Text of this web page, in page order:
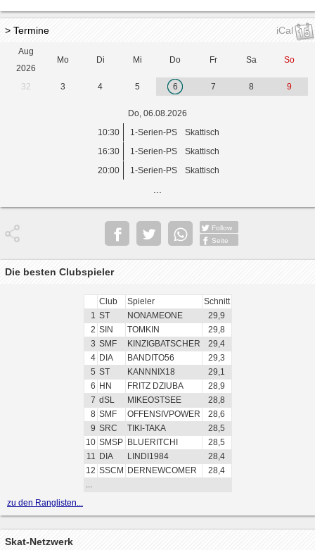
> Termine iCal
Aug
2026
Mo Di Mi Do Fr Sa So
32 3 4 5 6 7 8 9
Do, 06.08.2026
10:30
1-Serien-PS
Skattisch
16:30
1-Serien-PS
Skattisch
20:00
1-Serien-PS Skattisch
Follow
Seite
Die besten Clubspieler
Club Spieler
Schnitt
1 ST NONAMEONE
29,9
2 SIN TOMKIN
29,8
3 SMF KINZIGBATSCHER
29,4
4 DIA BANDITO56
29,3
5 ST KANNNIX18
29,1
6 HN FRITZ DZIUBA
28,9
7 dSL MIKEOSTSEE
28,8
8 SMF OFFENSIVPOWER
28,6
9 SRC TIKI-TAKA
28,5
10 SMSP BLUERITCHI
28,5
11 DIA LINDI1984
28,4
12 SSCM DERNEWCOMER
28,4
...
zu den Ranglisten...
Skat-Netzwerk